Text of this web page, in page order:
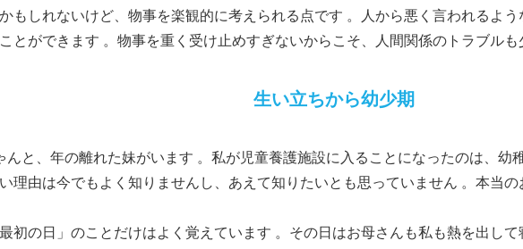
もしれないけど、物事を楽観的に考えられる点です 。人から悪く言われるよう
とができます 。物事を重く受け止めすぎないからこそ、人間関係のトラブルも
生い立ちから幼少期
んと、年の離れた妹がいます 。私が児童養護施設に入ることになったのは、幼
理由は今でもよく知りませんし、あえて知りたいとも思っていません 。本当
初の日」のことだけはよく覚えています 。その日はお母さんも私も熱を出し